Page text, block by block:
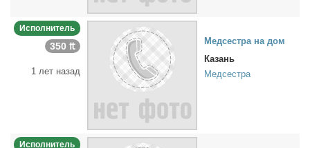
Исполнитель
350 ₶
1 лет назад
Мед­сест­ра на дом
Казань
Медсестра
Исполнитель